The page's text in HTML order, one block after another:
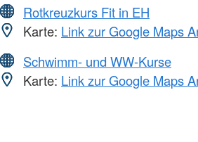
Rotkreuzkurs Fit in EH
Karte: Link zur Google Maps
Schwimm- und WW-Kurse
Karte: Link zur Google Maps